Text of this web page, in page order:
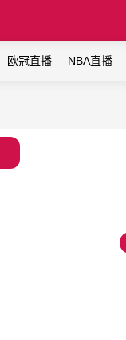
欧冠直播 NBA直播